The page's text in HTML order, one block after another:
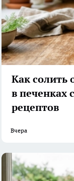
Как солить
в печенках
рецептов
Вчера